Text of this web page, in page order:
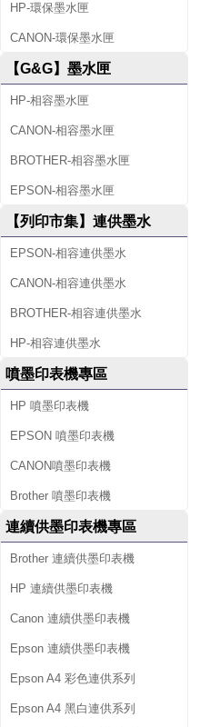
HP-環保墨水匣
CANON-環保墨水匣
【G&G】墨水匣
HP-相容墨水匣
CANON-相容墨水匣
BROTHER-相容墨水匣
EPSON-相容墨水匣
【列印市集】連供墨水
EPSON-相容連供墨水
CANON-相容連供墨水
BROTHER-相容連供墨水
HP-相容連供墨水
噴墨印表機專區
HP 噴墨印表機
EPSON 噴墨印表機
CANON噴墨印表機
Brother 噴墨印表機
連續供墨印表機專區
Brother 連續供墨印表機
HP 連續供墨印表機
Canon 連續供墨印表機
Epson 連續供墨印表機
Epson A4 彩色連供系列
Epson A4 黑白連供系列